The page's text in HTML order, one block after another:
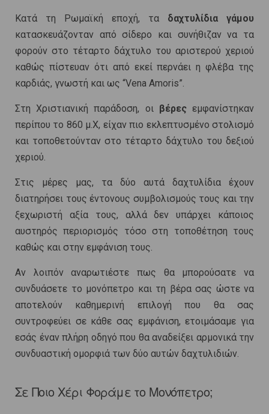
Κατά τη Ρωμαϊκή εποχή, τα δαχτυλίδια γάμου
κατασκευάζονταν από σίδερο και συνήθιζαν να τα
φορούν στο τέταρτο δάχτυλο του αριστερού χεριού
καθώς πίστευαν ότι από εκεί περνάει η φλέβα της
καρδιάς, γνωστή και ως “Vena Amoris”.
Στη Χριστιανική παράδοση, οι βέρεςεμφανίστηκαν
περίπου το 860 μ.Χ, είχαν πιο εκλεπτυσμένο στολισμό
και τοποθετούνταν στο τέταρτο δάχτυλο του δεξιού
χεριού.
Στις μέρες μας, τα δύο αυτά δαχτυλίδια έχουν
διατηρήσει τους έντονους συμβολισμούς τους και την
ξεχωριστή αξία τους, αλλά δεν υπάρχει κάποιος
αυστηρός περιορισμός τόσο στη τοποθέτηση τους
καθώς και στην εμφάνιση τους.
Αν λοιπόν αναρωτιέστε πως θα μπορούσατε να
συνδυάσετε το μονόπετρο και τη βέρα σας ώστε να
αποτελούν καθημερινή επιλογή που θα σας
συντροφεύει σε κάθε σας εμφάνιση, ετοιμάσαμε για
εσάς έναν πλήρη οδηγό που θα αναδείξει αρμονικά την
συνδυαστική ομορφιά των δύο αυτών δαχτυλιδιών.
Σε Ποιο Χέρι Φοράμε το Μονόπετρο;